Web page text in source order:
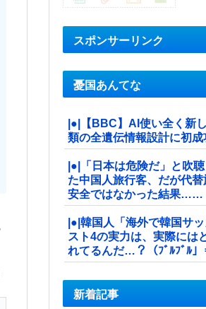
スポンサーリンク
憂国あんてな
|●|【BBC】AI使い全く新
類の全遺伝情報設計に初成
|●|「日本は危険だ」と吹
た中国人旅行客、だが代
安全ではなかった結果……
|●|韓国人「海外で韓国サ
スト4の実力は、実際には
れてるんだ…？（ﾌﾞﾙﾌﾞﾙ
新着記事